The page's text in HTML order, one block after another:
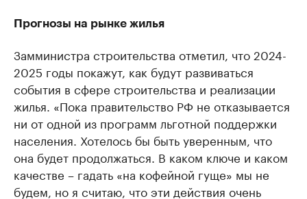
Прогнозы на рынке жилья
Замминистра строительства отметил, что 2024-
2025 годы покажут, как будут развиваться
события в сфере строительства и реализации
жилья. «Пока правительство РФ не отказывается
ни от одной из программ льготной поддержки
населения. Хотелось бы быть уверенным, что
она будет продолжаться. В каком ключе и каком
качестве – гадать «на кофейной гуще» мы не
будем, но я считаю, что эти действия очень